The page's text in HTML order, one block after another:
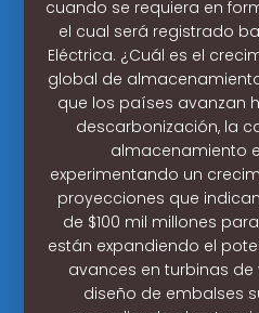
cuando se requiera en
el cual será registrado
Eléctrica. ¿Cuál es el
global de
que los países avanzan
descarbonización, la
almacenamiento
experimentando un
proyecciones que
de $100 mil millones
están expandiendo el
avances en turbinas
diseño de embalses